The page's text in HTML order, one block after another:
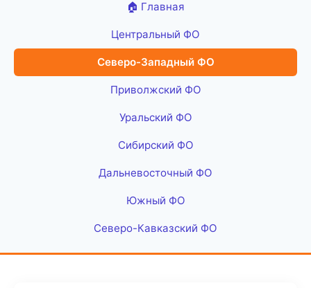
🏠 Главная
Центральный ФО
Северо-Западный ФО
Приволжский ФО
Уральский ФО
Сибирский ФО
Дальневосточный ФО
Южный ФО
Северо-Кавказский ФО